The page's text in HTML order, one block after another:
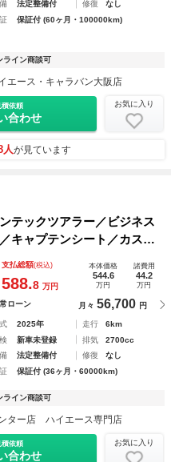
法定整備付 修復
なし
保証付 (60ヶ月・100000km)
ライン商談可
エース・キャラバン大阪店
積依頼
合わせ
お気に入り
人が見ています
ックツアラー／ビジネス
キャプテンシート／カスタ
ワイドミドルルーフ／パー
／アウトドアベース車両／
支払総額(税込)
588.8 万円
本体価格
544.6
万円
諸費用
44.2
万円
ローン 月々 56,700 円
2025年 走行
6km
新車未登録 排気
2700cc
法定整備付 修復
なし
保証付 (36ヶ月・60000km)
ライン商談可
ター店 ハイエース専門店
積依頼
合わせ
お気に入り